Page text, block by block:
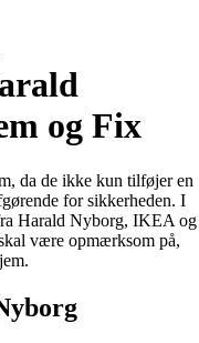
og Fix
da de ikke kun tilføjer en
for sikkerheden. I
Harald Nyborg, IKEA og
være opmærksom på,